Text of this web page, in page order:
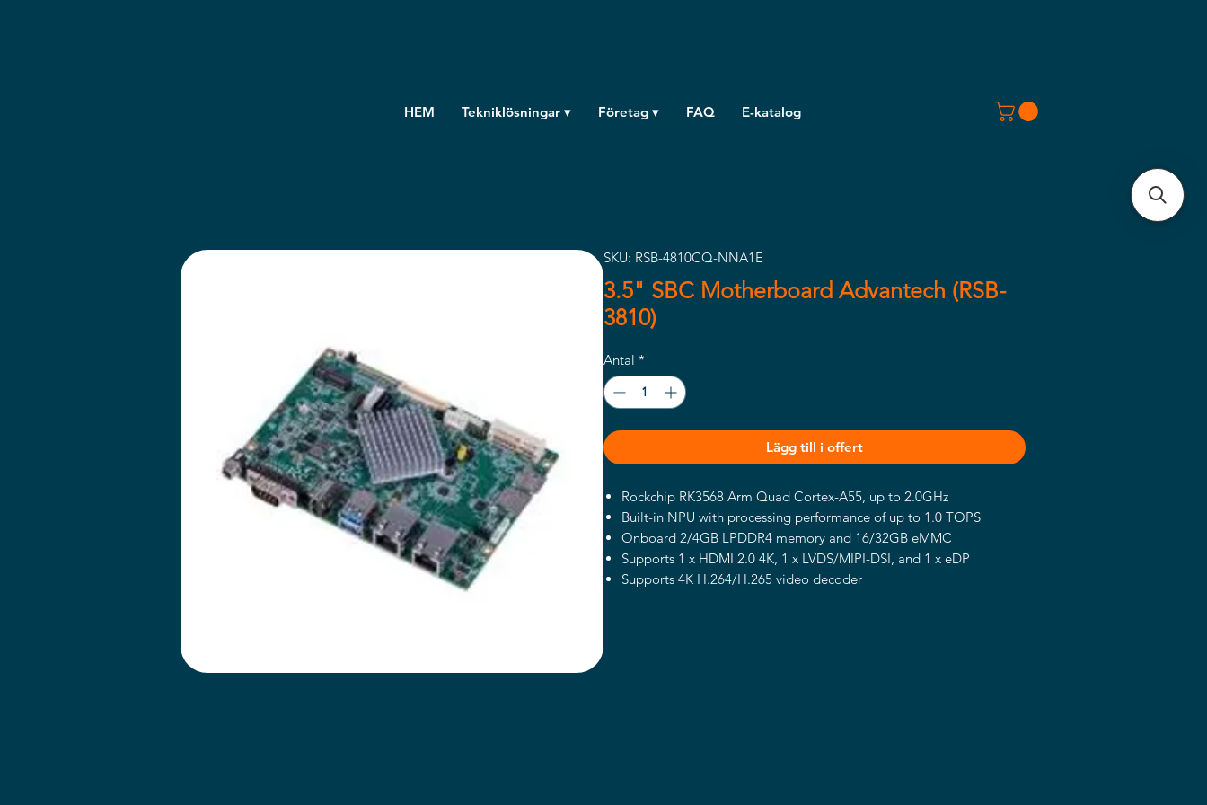
HEM Tekniklösningar ▾ Företag ▾ FAQ E-katalog
SKU: RSB-4810CQ-NNA1E
3.5" SBC Motherboard Advantech (RSB-
3810)
Antal *
Lägg till i offert
Rockchip RK3568 Arm Quad Cortex-A55, up to 2.0GHz
Built-in NPU with processing performance of up to 1.0 TOPS
Onboard 2/4GB LPDDR4 memory and 16/32GB eMMC
Supports 1 x HDMI 2.0 4K, 1 x LVDS/MIPI-DSI, and 1 x eDP
Supports 4K H.264/H.265 video decoder